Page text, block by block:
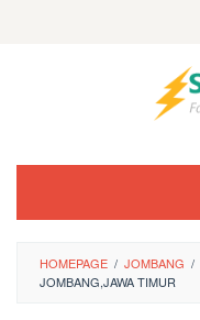
HOMEPAGE / JOMBANG /
JOMBANG,JAWA TIMUR